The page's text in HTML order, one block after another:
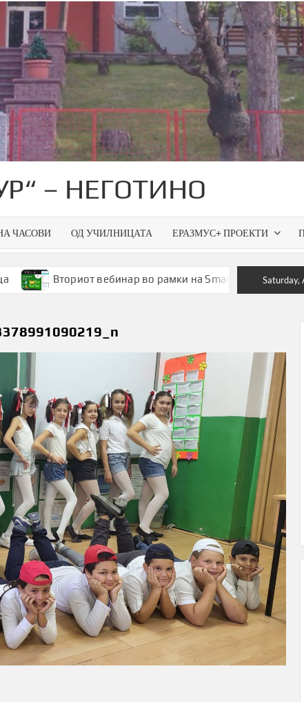
– НЕГОТИНО
ЧАСОВИ ОД УЧИЛНИЦАТА ЕРАЗМУС+ ПРОЕКТИ
вебинар во рамки на Smart Green Spaces – Saturday,